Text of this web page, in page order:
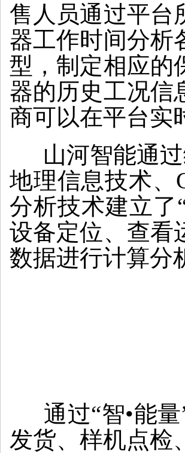
售人员通过平台
器工作时间分析
型，制定相应的
器的历史工况信
商可以在平台实
山河智能通过
地理信息技术、
分析技术建立了
设备定位、查看
数据进行计算分
通过“智•能量
发货、样机点检